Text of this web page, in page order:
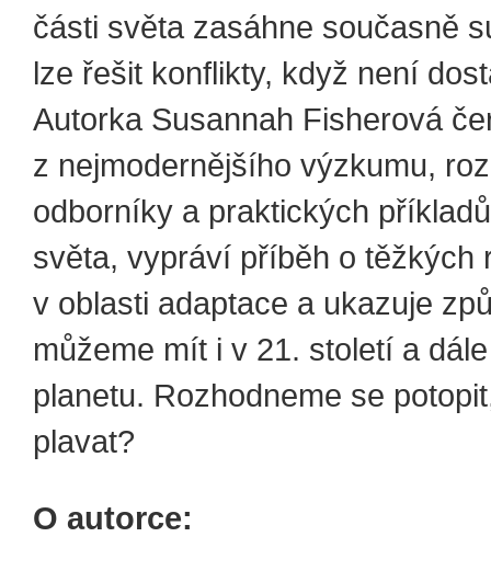
části světa zasáhne současně
lze řešit konflikty, když není
Autorka Susannah Fisherová
z nejmodernějšího výzkumu,
odborníky a praktických
světa, vypráví příběh o těžkých
v oblasti adaptace a ukazuje
můžeme mít i v 21. století a
planetu. Rozhodneme se
plavat?
O autorce: